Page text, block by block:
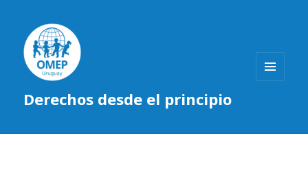
Derechos desde el principio